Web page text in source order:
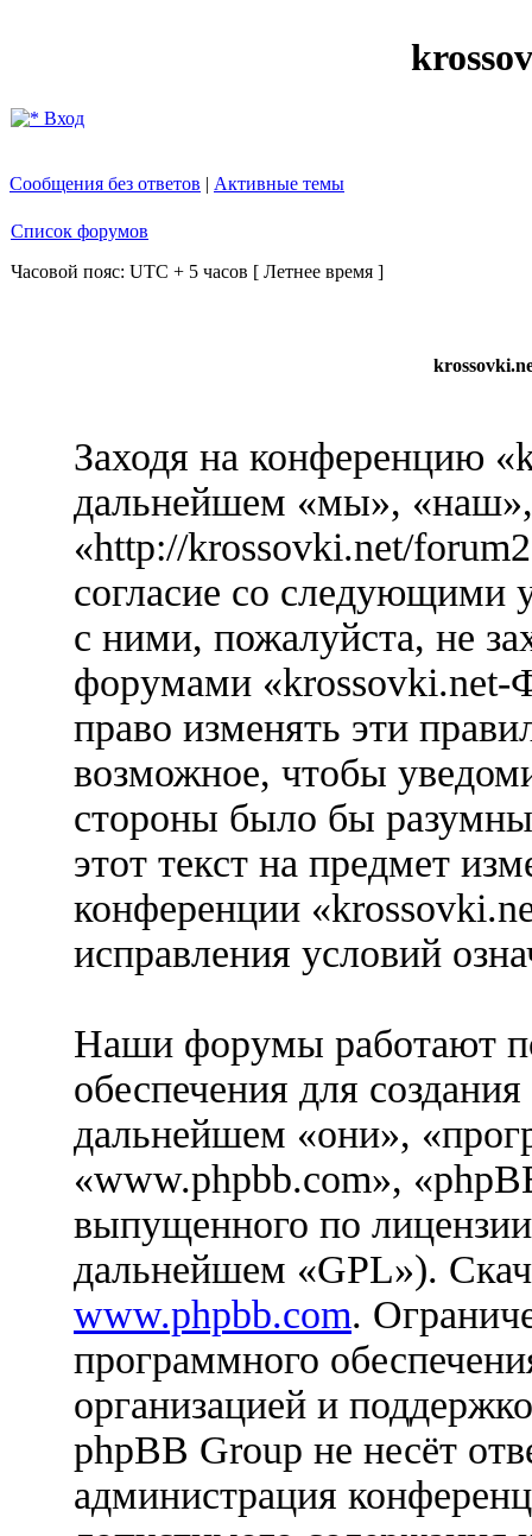
Вход
Сообщения без ответов | Активные темы
Список форумов
Часовой пояс: UTC + 5 часов [ Летнее время ]
Заходя на конференцию
дальнейшем «мы»,
«http://krossovki.net/
согласие со следующими
с ними, пожалуйста, не
форумами «krossovki.net-
право изменять эти
возможное, чтобы
стороны было бы
этот текст на предмет
конференции
исправления условий
Наши форумы работают
обеспечения для
дальнейшем «они»,
«www.phpbb.com»,
выпущенного по
дальнейшем «GPL»).
www.phpbb.com.
программного
организацией и
phpBB Group не несёт
администрация